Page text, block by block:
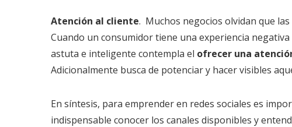
Atención al cliente. Muchos negocios olvidan que
Cuando un consumidor tiene una experiencia
astuta e inteligente contempla el ofrecer una
Adicionalmente busca de potenciar y hacer visibles
En síntesis, para emprender en redes sociales es
indispensable conocer los canales disponibles y